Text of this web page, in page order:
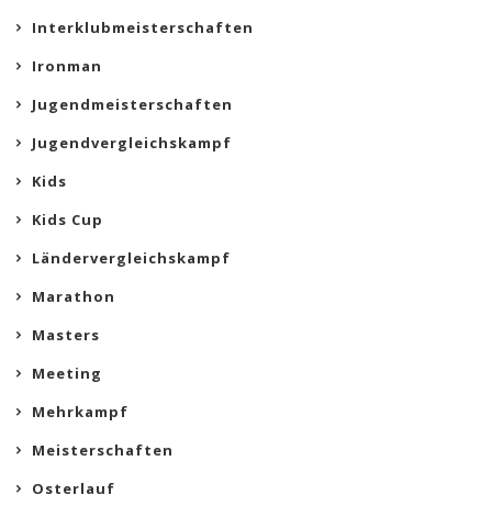
Interklubmeisterschaften
Ironman
Jugendmeisterschaften
Jugendvergleichskampf
Kids
Kids Cup
Ländervergleichskampf
Marathon
Masters
Meeting
Mehrkampf
Meisterschaften
Osterlauf